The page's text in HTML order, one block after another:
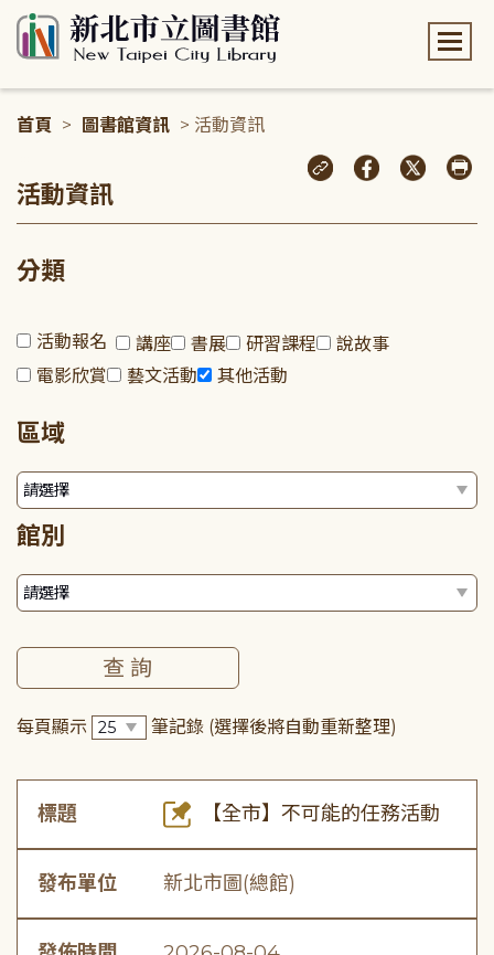
首頁 > 圖書館資訊 > 活動資訊
活動資訊
分類
活動報名 講座 書展 研習課程
說故事
電影欣賞
藝文活動 其他活動
區域
館別
每頁顯示 筆記錄 (選擇後將自動重新整理)
標題 【全市】不可能的任務活動
發布單位 新北市圖(總館)